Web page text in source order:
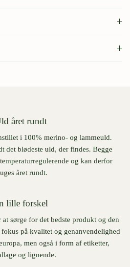
året rundt
i 100% merino- og lammeuld.
det blødeste uld, der findes. Begge
og kan derfor
året rundt.
lille forskel
sørge for det bedste produkt og den
på kvalitet og genanvendelighed
men også i form af etiketter,
og lignende.